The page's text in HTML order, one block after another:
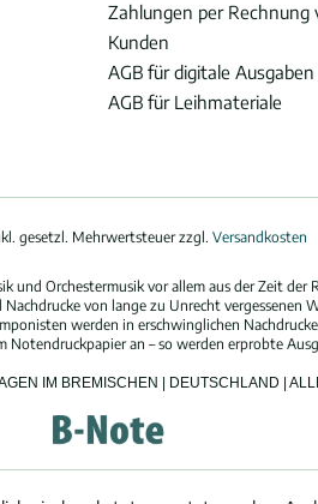
Zahlungen per
Kunden
AGB für digitale Ausgaben
AGB für Leihmateriale
gesetzl. Mehrwertsteuer zzgl. Versandkosten
und Orchestermusik vor allem aus der Zeit
von lange zu Unrecht
werden in erschwinglichen
an – so werden erprobte
IM BREMISCHEN | DEUTSCHLAND |